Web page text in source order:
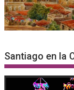
Santiago en la